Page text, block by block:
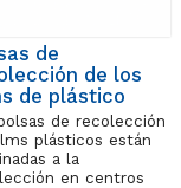
de
de los
de plástico
de recolección
plásticos están
a la
en centros